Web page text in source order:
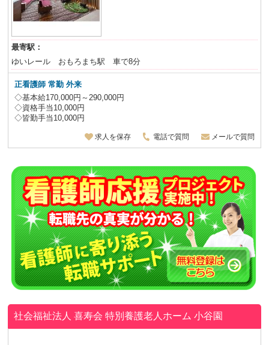
最寄駅：
ゆいレール おもろまち駅 車で8分
正看護師 常勤 外来
◇基本給170,000円～290,000円
◇資格手当10,000円
◇皆勤手当10,000円
求人を保存 電話で質問 メールで質問
社会福祉法人 喜寿会 特別養護老人ホーム 小谷園